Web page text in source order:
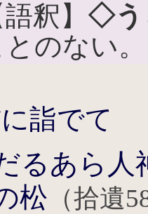
語釈】 ◇う
とのない。
詣でて
るあら人
松 （拾遺